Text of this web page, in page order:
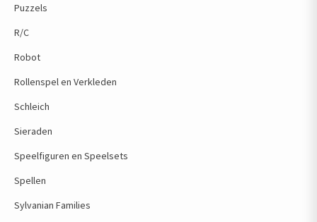
Puzzels
R/C
Robot
Rollenspel en Verkleden
Schleich
Sieraden
Speelfiguren en Speelsets
Spellen
Sylvanian Families